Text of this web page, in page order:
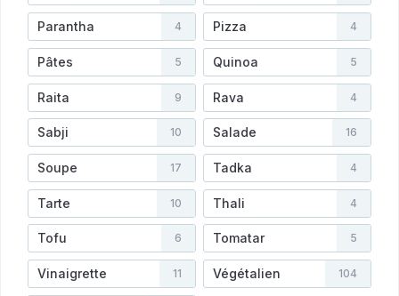
Parantha 4 Pizza 4
Pâtes 5 Quinoa 5
Raita 9 Rava 4
Sabji 10 Salade 16
Soupe 17 Tadka 4
Tarte 10 Thali 4
Tofu 6 Tomatar 5
Vinaigrette 11 Végétalien 104